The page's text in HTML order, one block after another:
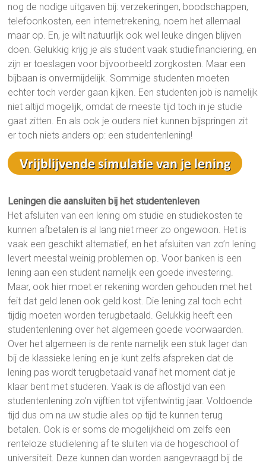
nog de nodige uitgaven bij: verzekeringen, boodschappen,
telefoonkosten, een internetrekening, noem het allemaal
maar op. En, je wilt natuurlijk ook wel leuke dingen blijven
doen. Gelukkig krijg je als student vaak studiefinanciering, en
zijn er toeslagen voor bijvoorbeeld zorgkosten. Maar een
bijbaan is onvermijdelijk. Sommige studenten moeten
echter toch verder gaan kijken. Een studenten job is namelijk
niet altijd mogelijk, omdat de meeste tijd toch in je studie
gaat zitten. En als ook je ouders niet kunnen bijspringen zit
er toch niets anders op: een studentenlening!
Leningen die aansluiten bij het studentenleven
Het afsluiten van een lening om studie en studiekosten te
kunnen afbetalen is al lang niet meer zo ongewoon. Het is
vaak een geschikt alternatief, en het afsluiten van zo’n lening
levert meestal weinig problemen op. Voor banken is een
lening aan een student namelijk een goede investering.
Maar, ook hier moet er rekening worden gehouden met het
feit dat geld lenen ook geld kost. Die lening zal toch echt
tijdig moeten worden terugbetaald. Gelukkig heeft een
studentenlening over het algemeen goede voorwaarden.
Over het algemeen is de rente namelijk een stuk lager dan
bij de klassieke lening en je kunt zelfs afspreken dat de
lening pas wordt terugbetaald vanaf het moment dat je
klaar bent met studeren. Vaak is de aflostijd van een
studentenlening zo’n vijftien tot vijfentwintig jaar. Voldoende
tijd dus om na uw studie alles op tijd te kunnen terug
betalen. Ook is er soms de mogelijkheid om zelfs een
renteloze studielening af te sluiten via de hogeschool of
universiteit. Deze kunnen dan worden aangevraagd bij de